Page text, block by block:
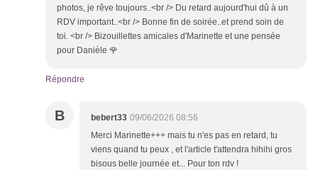
photos, je rêve toujours..<br /> Du retard aujourd'hui dû à un
RDV important..<br /> Bonne fin de soirée..et prend soin de
toi. <br /> Bizouillettes amicales d'Marinette et une pensée
pour Danièle 🌹
Répondre
B bebert33 09/06/2026 08:56
Merci Marinette+++ mais tu n'es pas en retard, tu
viens quand tu peux , et l'article t'attendra hihihi gros
bisous belle journée et... Pour ton rdv !